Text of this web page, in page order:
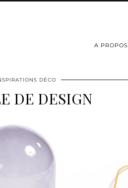
A PROPOS
DÉCO
DE DESIGN